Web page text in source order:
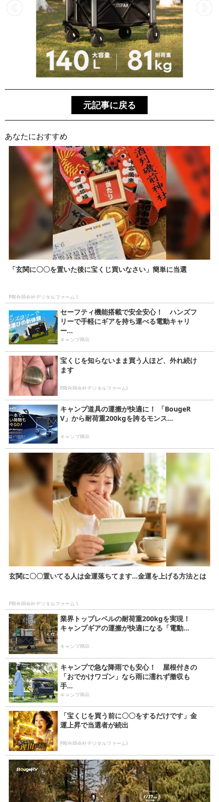
元記事に戻る
あなたにおすすめ
「玄関に〇〇を置いた後に宝くじ買いなさい」簡単に当選
PR(合同会社デジタルファーム )
セーフティ機能搭載で安全安心！ ハンズフ
リーで手軽にギアを持ち運べる電動キャリ
ー...
キャンプ用品
宝くじを知らないまま買う人ほど、外れ続け
ます
PR(合同会社デジタルファーム)
キャンプ道具の運搬が快適に！ 「BougeR
V」から耐荷重200kgを誇るモンス...
キャンプ用品
玄関に〇〇置いてる人は金運落ちてます…金運を上げる方法とは
PR(合同会社デジタルファーム )
業界トップレベルの耐荷重200kgを実現！
キャンプギアの運搬が快適になる「電動...
キャンプ用品
キャンプで急な降雨でも安心！ 屋根付きの
「おでかけワゴン」なら雨に濡れず撤収も
手...
キャンプ用品
「宝くじを買う前に〇〇をするだけです」金
運上昇で当選者が続出
PR(合同会社デジタルファーム)